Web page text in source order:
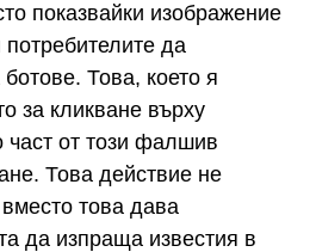
показвайки изображение
да
Това, което я
за кликване върху
част от този фалшив
Това действие не
това дава
да изпраща известия в